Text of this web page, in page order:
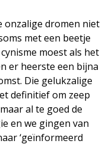
onzalige dromen niet
met een beetje
moest als het
er heerste een bijna
Die gelukzalige
definitief om zeep
al te goed de
en we gingen van
‘geïnformeerd